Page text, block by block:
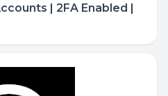
| 2FA Enabled |